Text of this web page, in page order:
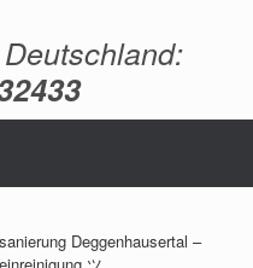
Deggenhausertal –